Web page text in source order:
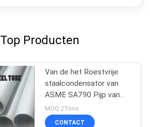
Top Producten
Van de het Roestvrije
staalcondensator van
ASME SA790 Pijp van
het de Buisuns S31500
de Duplexroestvrije staal
MOQ:2Tons
CONTACT